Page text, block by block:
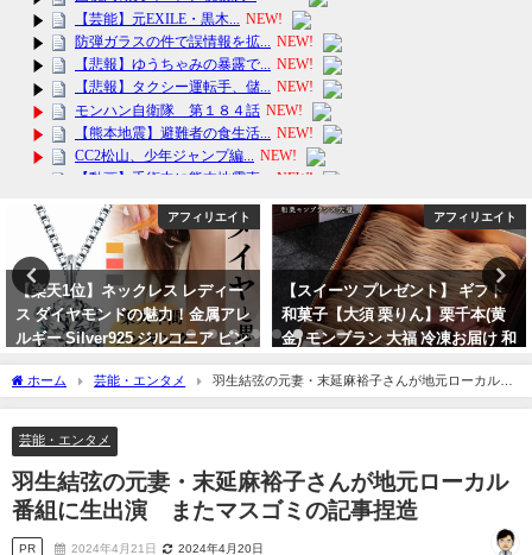
アフィリエイト
【スイーツ プレゼント】 ギフト
和菓子【大須 栗りん】栗千本(黄
金) モンブラン 大福 冷凍お届け 和
栗ご褒美 贈り物 誕生日 SNS映え
デイリーランキング
アフィリエイト
【VT スージングマスク】がお得
なセットで48%OFF！
2024年3月11日
ホーム 芸能・エンタメ
羽生結弦の元妻・末延麻裕子さんが地元ローカル番
組に生出演 またマスゴミの記事捏造
芸能・エンタメ
羽生結弦の元妻・末延麻裕子さんが地元ローカル
番組に生出演 またマスゴミの記事捏造
PR 2024年4月21日 2024年4月20日